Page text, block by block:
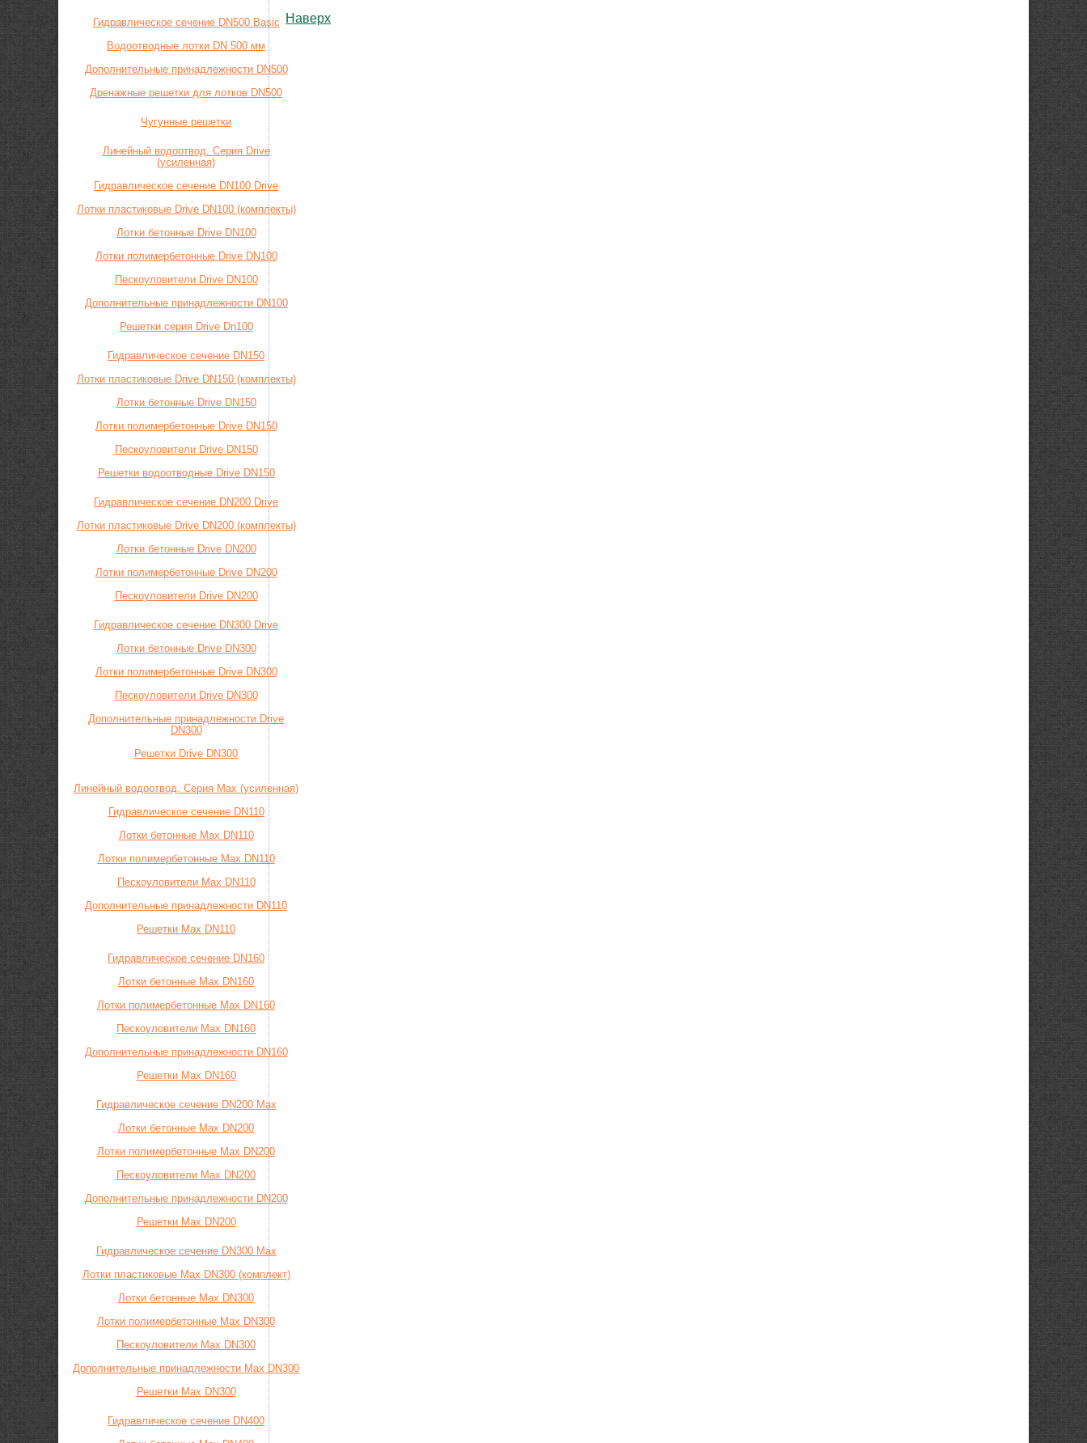
Гидравлическое сечение DN500 Basic
Водоотводные лотки DN 500 мм
Дополнительные принадлежности DN500
Дренажные решетки для лотков DN500
Чугунные решетки
Линейный водоотвод. Серия Drive
(усиленная)
Гидравлическое сечение DN100 Drive
Лотки пластиковые Drive DN100 (комплекты)
Лотки бетонные Drive DN100
Лотки полимербетонные Drive DN100
Пескоуловители Drive DN100
Дополнительные принадлежности DN100
Решетки серия Drive Dn100
Гидравлическое сечение DN150
Лотки пластиковые Drive DN150 (комплекты)
Лотки бетонные Drive DN150
Лотки полимербетонные Drive DN150
Пескоуловители Drive DN150
Решетки водоотводные Drive DN150
Гидравлическое сечение DN200 Drive
Лотки пластиковые Drive DN200 (комплекты)
Лотки бетонные Drive DN200
Лотки полимербетонные Drive DN200
Пескоуловители Drive DN200
Гидравлическое сечение DN300 Drive
Лотки бетонные Drive DN300
Лотки полимербетонные Drive DN300
Пескоуловители Drive DN300
Дополнительные принадлежности Drive
DN300
Решетки Drive DN300
Линейный водоотвод. Серия Max (усиленная)
Гидравлическое сечение DN110
Лотки бетонные Max DN110
Лотки полимербетонные Max DN110
Пескоуловители Max DN110
Дополнительные принадлежности DN110
Решетки Max DN110
Гидравлическое сечение DN160
Лотки бетонные Max DN160
Лотки полимербетонные Max DN160
Пескоуловители Max DN160
Дополнительные принадлежности DN160
Решетки Max DN160
Гидравлическое сечение DN200 Max
Лотки бетонные Max DN200
Лотки полимербетонные Max DN200
Пескоуловители Max DN200
Дополнительные принадлежности DN200
Решетки Max DN200
Гидравлическое сечение DN300 Max
Лотки пластиковые Max DN300 (комплект)
Лотки бетонные Max DN300
Лотки полимербетонные Max DN300
Пескоуловители Max DN300
Дополнительные принадлежности Max DN300
Решетки Max DN300
Гидравлическое сечение DN400
Наверх